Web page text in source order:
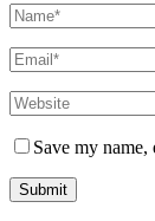
Save my